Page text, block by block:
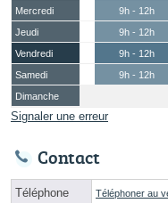
Mercredi
9h - 12h
Jeudi
9h - 12h
Vendredi
9h - 12h
Samedi
9h - 12h
Dimanche
Signaler une erreur
Contact
Téléphone Téléphoner au